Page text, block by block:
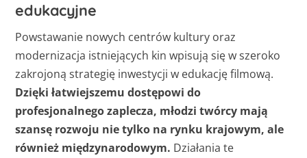
edukacyjne
Powstawanie nowych centrów kultury oraz
modernizacja istniejących kin wpisują się w szeroko
zakrojoną strategię inwestycji w edukację filmową.
Dzięki łatwiejszemu dostępowi do
profesjonalnego zaplecza, młodzi twórcy mają
szansę rozwoju nie tylko na rynku krajowym, ale
również międzynarodowym. Działania te